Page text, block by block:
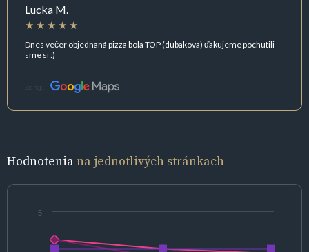
Lucka M.
Dnes večer objednaná pizza bola TOP (dubakova) ďakujeme pochutili
sme si :)
Zdroj:
Hodnoteniana jednotlivých stránkach
5